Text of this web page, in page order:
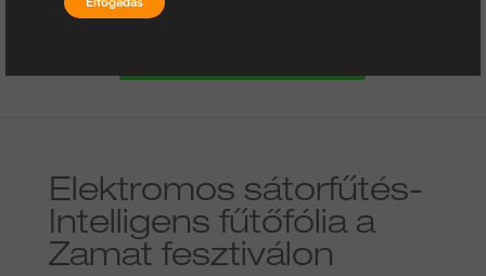
Elektromos sátorfűtés-
Intelligens fűtőfólia a
Zamat fesztiválon